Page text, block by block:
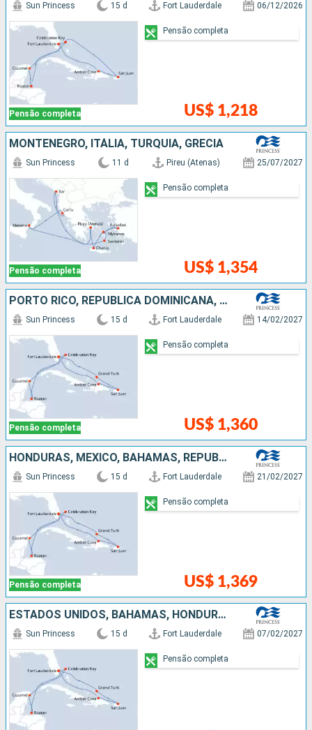
Pensão completa
Sun Princess 15 d Fort Lauderdale 06/12/2026
US$ 1,218
Pensão completa
MONTENEGRO, ITÁLIA, TURQUIA, GRÉCIA
Pensão completa
Sun Princess 11 d Pireu (Atenas) 25/07/2027
US$ 1,354
Pensão completa
PORTO RICO, REPUBLICA DOMINICANA, HONDURAS, MÉXICO, BAHAMAS, ESTADOS UNIDOS
Pensão completa
Sun Princess 15 d Fort Lauderdale 14/02/2027
US$ 1,360
Pensão completa
HONDURAS, MÉXICO, BAHAMAS, REPUBLICA DOMINICANA, PORTO RICO, ESTADOS UNIDOS
Pensão completa
Sun Princess 15 d Fort Lauderdale 21/02/2027
US$ 1,369
Pensão completa
ESTADOS UNIDOS, BAHAMAS, HONDURAS, MÉXICO, PORTO RICO, REPUBLICA DOMINICANA
Sun Princess 15 d Fort Lauderdale 07/02/2027
Pensão completa